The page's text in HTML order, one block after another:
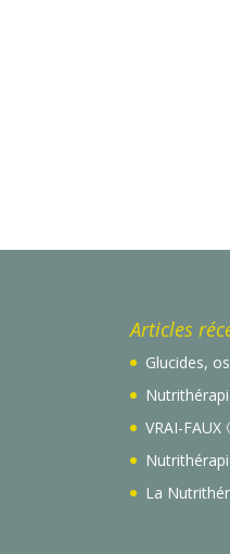
Articles
Glucides,
VRAI-
La